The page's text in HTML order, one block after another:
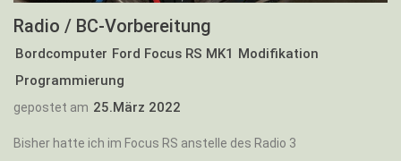
Radio / BC-Vorbereitung
Bordcomputer Ford Focus RS MK1 Modifikation
Programmierung
gepostet am 25.März 2022
Bisher hatte ich im Focus RS anstelle des Radio 3